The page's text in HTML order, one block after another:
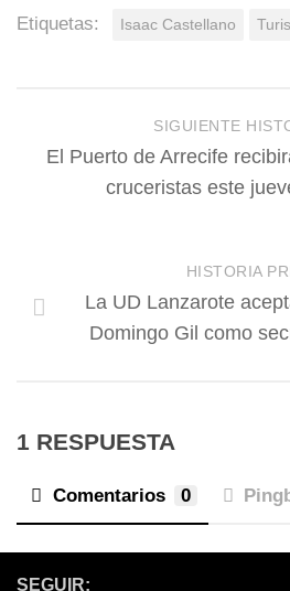
Etiquetas: Isaac Castellano
SIGUIENTE
El Puerto de Arrecife
cruceristas este
HISTORIA
La UD Lanzarote
Domingo Gil como
1 RESPUESTA
Comentarios 0
SEGUIR: